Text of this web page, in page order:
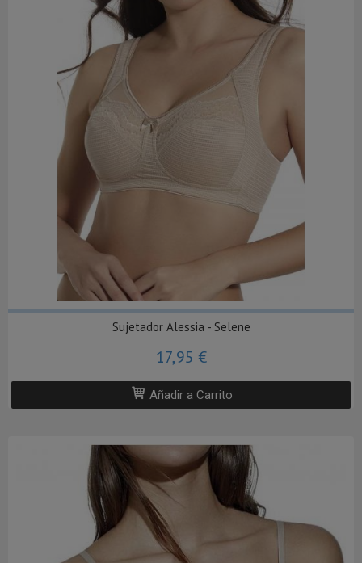
Sujetador Alessia - Selene
17,95 €
Añadir a Carrito